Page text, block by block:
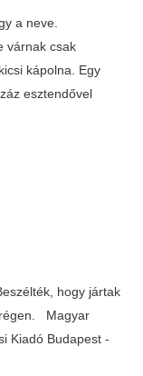
a neve.
várnak csak
kápolna. Egy
esztendővel
hogy jártak
régen. Magyar
Kiadó Budapest -